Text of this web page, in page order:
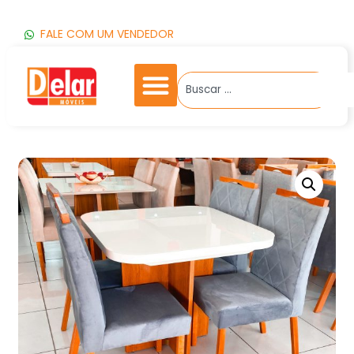
FALE COM UM VENDEDOR